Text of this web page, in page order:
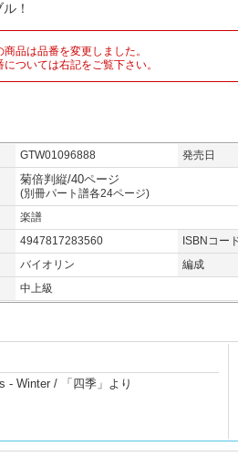
！
品は品番を変更しました。
ついては右記をご覧下さい。
GTW01096888 発売日
菊倍判縦/40ページ
(別冊パート譜各24ページ)
楽譜
4947817283560 ISBNコー
バイオリン 編成
中上級
- Winter / 「四季」より